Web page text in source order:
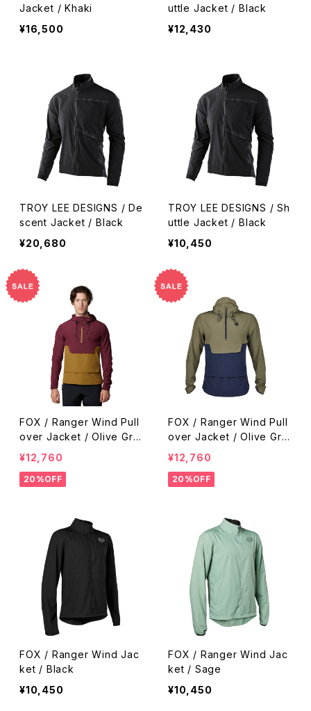
Jacket / Khaki
¥16,500
uttle Jacket / Black
¥12,430
TROY LEE DESIGNS / De
scent Jacket / Black
¥20,680
TROY LEE DESIGNS / Sh
uttle Jacket / Black
¥10,450
FOX / Ranger Wind Pull
over Jacket / Olive Gre
en
¥12,760
20%OFF
FOX / Ranger Wind Pull
over Jacket / Olive Gre
en
¥12,760
20%OFF
FOX / Ranger Wind Jac
ket / Black
¥10,450
FOX / Ranger Wind Jac
ket / Sage
¥10,450